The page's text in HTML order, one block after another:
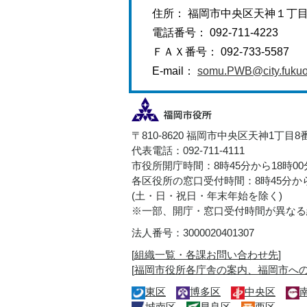
住所： 福岡市中央区天神１丁
電話番号： 092-711-4223
ＦＡＸ番号： 092-733-5587
E-mail：
〒810-8620 福岡市中央区天神1丁目8
代表電話：092-711-4111
市役所開庁時間：8時45分から18時00
各区役所の窓口受付時間：8時45分か
(土・日・祝日・年末年始を除く)
※一部、開庁・窓口受付時間が異な
法人番号：3000020401307
[組織一覧・各課お問い合わせ先]
[福岡市役所各庁舎の案内、福岡市へ
東区
博多区 中央区